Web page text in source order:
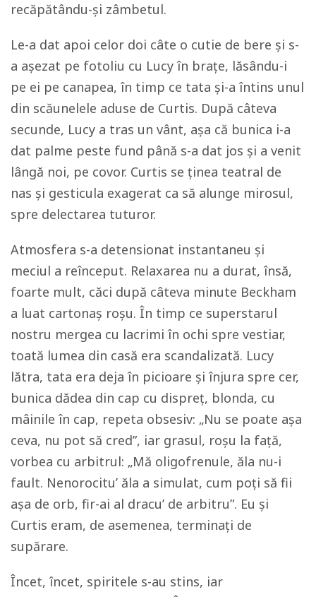
recăpătându-și zâmbetul.
Le-a dat apoi celor doi câte o cutie de bere și s-
a așezat pe fotoliu cu Lucy în brațe, lăsându-i
pe ei pe canapea, în timp ce tata și-a întins unul
din scăunelele aduse de Curtis. După câteva
secunde, Lucy a tras un vânt, așa că bunica i-a
dat palme peste fund până s-a dat jos și a venit
lângă noi, pe covor. Curtis se ținea teatral de
nas și gesticula exagerat ca să alunge mirosul,
spre delectarea tuturor.
Atmosfera s-a detensionat instantaneu și
meciul a reînceput. Relaxarea nu a durat, însă,
foarte mult, căci după câteva minute Beckham
a luat cartonaș roșu. În timp ce superstarul
nostru mergea cu lacrimi în ochi spre vestiar,
toată lumea din casă era scandalizată. Lucy
lătra, tata era deja în picioare și înjura spre cer,
bunica dădea din cap cu dispreț, blonda, cu
mâinile în cap, repeta obsesiv: „Nu se poate așa
ceva, nu pot să cred”, iar grasul, roșu la față,
vorbea cu arbitrul: „Mă oligofrenule, ăla nu-i
fault. Nenorocitu’ ăla a simulat, cum poți să fii
așa de orb, fir-ai al dracu’ de arbitru”. Eu și
Curtis eram, de asemenea, terminați de
supărare.
Încet, încet, spiritele s-au stins, iar